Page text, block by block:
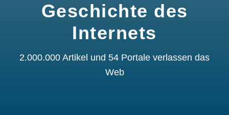
Geschichte des
Internets
2.000.000 Artikel und 54 Portale verlassen das
Web